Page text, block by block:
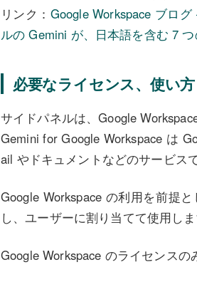
リンク： Google Workspace ブロ
ルの Gemini が、日本語を含む 7
必要なライセンス、使い方
サイドパネルは、Google
Gemini for Google Workspace は
ail やドキュメントなどのサービス
Google Workspace の利用を前提
し、ユーザーに割り当てて使用しま
Google Workspace のライセンスの